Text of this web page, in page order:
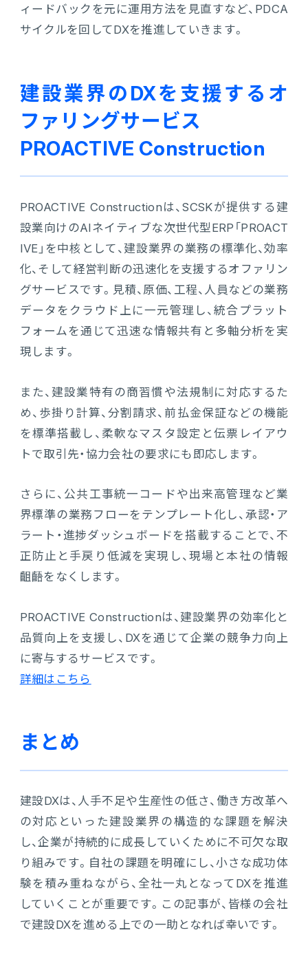
ィードバックを元に運用方法を見直すなど、PDCA
サイクルを回してDXを推進していきます。
建設業界のDXを支援するオ
ファリングサービス
PROACTIVE Construction
PROACTIVE Constructionは、SCSKが提供する建
設業向けのAIネイティブな次世代型ERP「PROACT
IVE」を中核として、建設業界の業務の標準化、効率
化、そして経営判断の迅速化を支援するオファリン
グサービスです。見積、原価、工程、人員などの業務
データをクラウド上に一元管理し、統合プラット
フォームを通じて迅速な情報共有と多軸分析を実
現します。
また、建設業特有の商習慣や法規制に対応するた
め、歩掛り計算、分割請求、前払金保証などの機能
を標準搭載し、柔軟なマスタ設定と伝票レイアウ
トで取引先・協力会社の要求にも即応します。
さらに、公共工事統一コードや出来高管理など業
界標準の業務フローをテンプレート化し、承認・ア
ラート・進捗ダッシュボードを搭載することで、不
正防止と手戻り低減を実現し、現場と本社の情報
齟齬をなくします。
PROACTIVE Constructionは、建設業界の効率化と
品質向上を支援し、DXを通じて企業の競争力向上
に寄与するサービスです。
詳細はこちら
まとめ
建設DXは、人手不足や生産性の低さ、働き方改革へ
の対応といった建設業界の構造的な課題を解決
し、企業が持続的に成長していくために不可欠な取
り組みです。自社の課題を明確にし、小さな成功体
験を積み重ねながら、全社一丸となってDXを推進
していくことが重要です。この記事が、皆様の会社
で建設DXを進める上での一助となれば幸いです。